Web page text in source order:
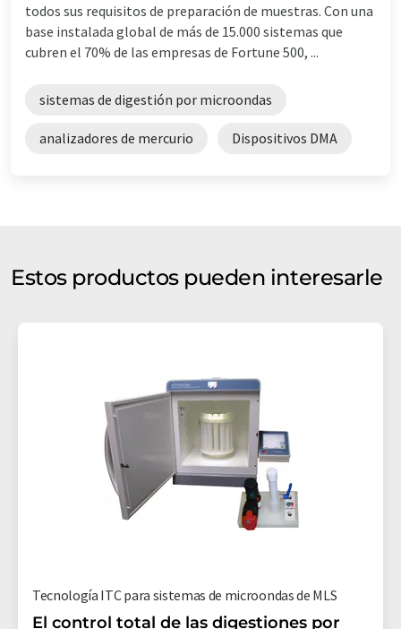
todos sus requisitos de preparación de muestras. Con una
base instalada global de más de 15.000 sistemas que
cubren el 70% de las empresas de Fortune 500, ...
sistemas de digestión por microondas
analizadores de mercurio Dispositivos DMA
Estos productos pueden interesarle
Tecnología ITC para sistemas de microondas de MLS
El control total de las digestiones por